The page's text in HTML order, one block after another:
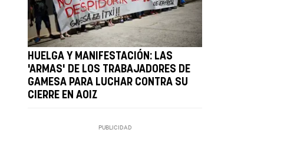
HUELGA Y MANIFESTACIÓN: LAS
'ARMAS' DE LOS TRABAJADORES DE
GAMESA PARA LUCHAR CONTRA SU
CIERRE EN AOIZ